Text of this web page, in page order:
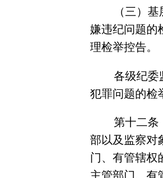
（三）
嫌违纪问题的
理检举控告。
各级纪委
犯罪问题的检
第十二条
部以及监察对
门、有管辖权